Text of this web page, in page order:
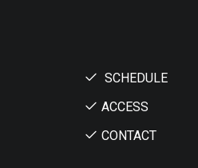
SCHEDULE
ACCESS
CONTACT